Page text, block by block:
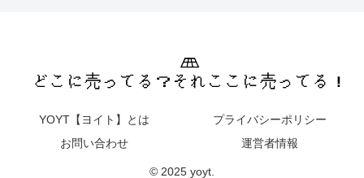
YOYT【ヨイト】とは
プライバシーポリシー
お問い合わせ
運営者情報
© 2025 yoyt.